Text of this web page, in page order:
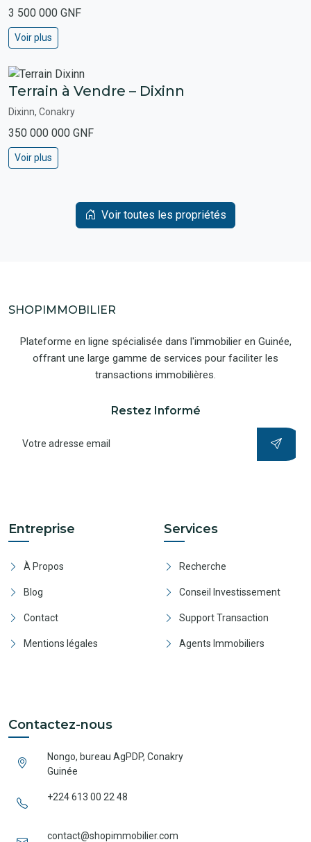
3 500 000 GNF
Voir plus
Terrain à Vendre – Dixinn
Dixinn, Conakry
350 000 000 GNF
Voir plus
Voir toutes les propriétés
SHOPIMMOBILIER
Plateforme en ligne spécialisée dans l'immobilier en Guinée,
offrant une large gamme de services pour faciliter les
transactions immobilières.
Restez Informé
Entreprise
À Propos
Blog
Contact
Mentions légales
Services
Recherche
Conseil Investissement
Support Transaction
Agents Immobiliers
Contactez-nous
Nongo, bureau AgPDP, Conakry
Guinée
+224 613 00 22 48
contact@shopimmobilier.com